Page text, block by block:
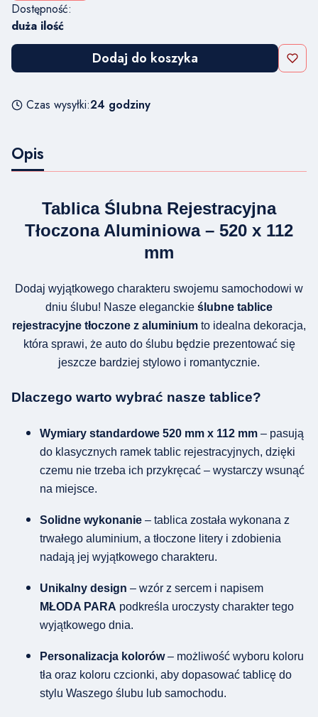
Dostępność:
duża ilość
Dodaj do koszyka
Czas wysyłki:24 godziny
Opis
Tablica Ślubna Rejestracyjna
Tłoczona Aluminiowa – 520 x 112
mm
Dodaj wyjątkowego charakteru swojemu samochodowi w
dniu ślubu! Nasze eleganckie ślubne tablice
rejestracyjne tłoczone z aluminium to idealna dekoracja,
która sprawi, że auto do ślubu będzie prezentować się
jeszcze bardziej stylowo i romantycznie.
Dlaczego warto wybrać nasze tablice?
Wymiary standardowe 520 mm x 112 mm – pasują
do klasycznych ramek tablic rejestracyjnych, dzięki
czemu nie trzeba ich przykręcać – wystarczy wsunąć
na miejsce.
Solidne wykonanie – tablica została wykonana z
trwałego aluminium, a tłoczone litery i zdobienia
nadają jej wyjątkowego charakteru.
Unikalny design – wzór z sercem i napisem
MŁODA PARA podkreśla uroczysty charakter tego
wyjątkowego dnia.
Personalizacja kolorów– możliwość wyboru koloru
tła oraz koloru czcionki, aby dopasować tablicę do
stylu Waszego ślubu lub samochodu.